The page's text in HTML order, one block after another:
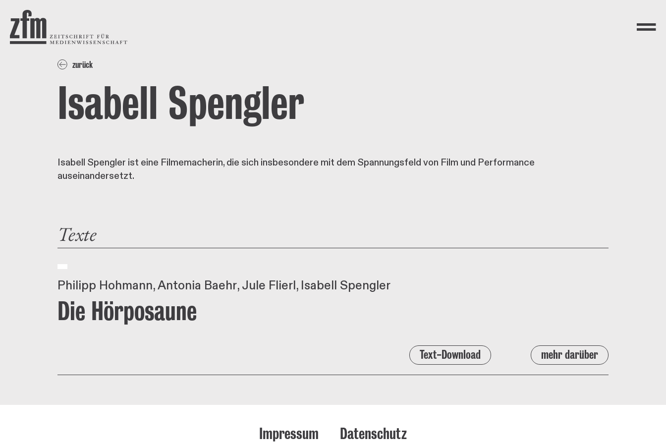
ZEITSCHRIFT FÜR
MEDIENWISSENSCHAFT
Menü
zurück
Isabell Spengler
Isabell Spengler ist eine Filmemacherin, die sich insbesondere mit dem Spannungsfeld von Film und Performance
auseinandersetzt.
Texte
Philipp Hohmann Antonia Baehr Jule Flierl Isabell Spengler
Die Hörposaune
Text-Download mehr darüber
Impressum Datenschutz